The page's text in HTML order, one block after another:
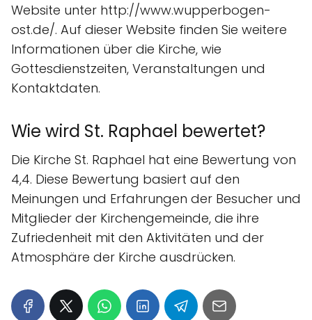
Website unter http://www.wupperbogen-
ost.de/. Auf dieser Website finden Sie weitere
Informationen über die Kirche, wie
Gottesdienstzeiten, Veranstaltungen und
Kontaktdaten.
Wie wird St. Raphael bewertet?
Die Kirche St. Raphael hat eine Bewertung von
4,4. Diese Bewertung basiert auf den
Meinungen und Erfahrungen der Besucher und
Mitglieder der Kirchengemeinde, die ihre
Zufriedenheit mit den Aktivitäten und der
Atmosphäre der Kirche ausdrücken.